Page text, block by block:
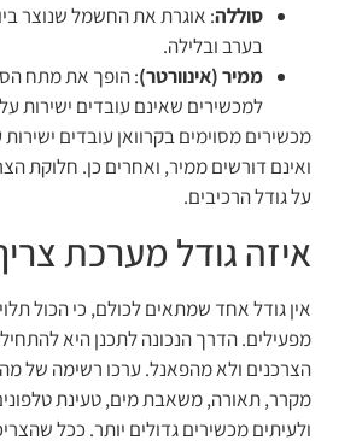
סוללה: אוגרת את החשמל שנוצר
בערב ובלילה.
ממיר (אינוורטר): הופך את מתח
למכשירים שאינם עובדים ישירות
מכשירים מסוימים בקרוואן עובדים
ואינם דורשים ממיר, ואחרים כן. חלוקת
על גודל הרכיבים.
איזה גודל מערכת
אין גודל אחד שמתאים לכולם, כי הכול
מפעילים. הדרך הנכונה לתכנן היא
הצרכנים ולא מהפאנל. ערכו רשימה של
מקרר, תאורה, משאבת מים, טעינת
ולעיתים מכשירים גדולים יותר. ככל